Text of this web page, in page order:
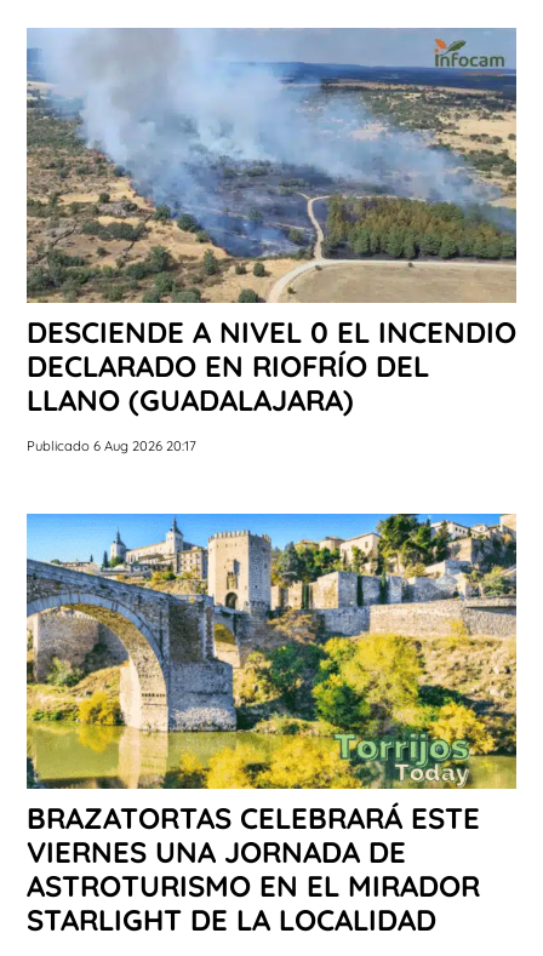
DESCIENDE A NIVEL 0 EL INCENDIO
DECLARADO EN RIOFRÍO DEL
LLANO (GUADALAJARA)
Publicado 6 Aug 2026 20:17
BRAZATORTAS CELEBRARÁ ESTE
VIERNES UNA JORNADA DE
ASTROTURISMO EN EL MIRADOR
STARLIGHT DE LA LOCALIDAD